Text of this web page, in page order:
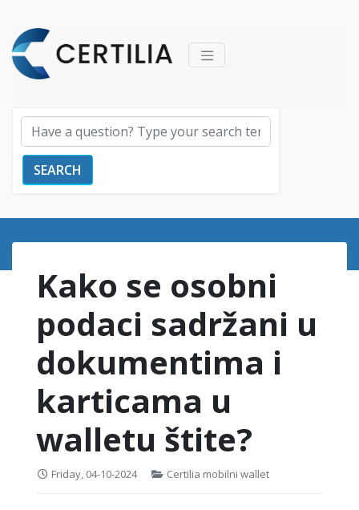
SEARCH
Kako se osobni
podaci sadržani u
dokumentima i
karticama u
walletu štite?
Friday, 04-10-2024 Certilia mobilni wallet